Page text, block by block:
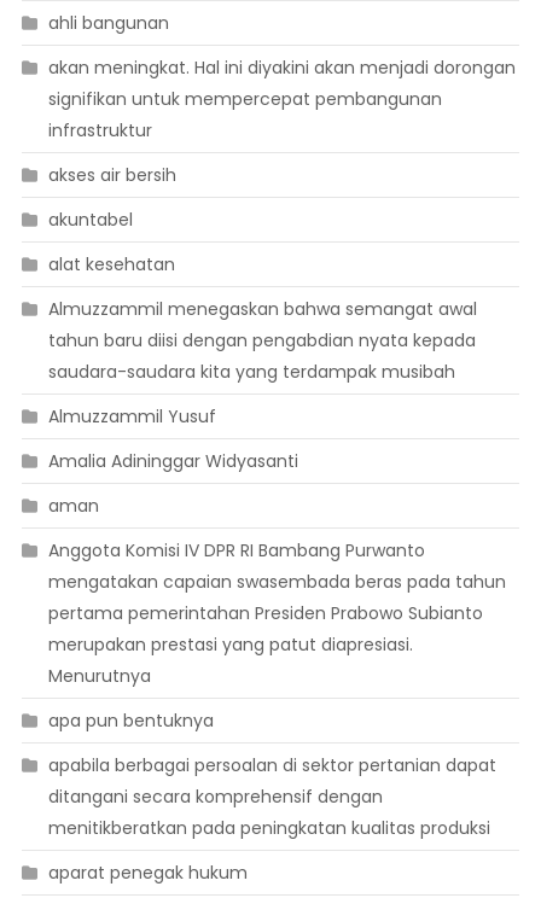
ahli bangunan
akan meningkat. Hal ini diyakini akan menjadi dorongan
signifikan untuk mempercepat pembangunan
infrastruktur
akses air bersih
akuntabel
alat kesehatan
Almuzzammil menegaskan bahwa semangat awal
tahun baru diisi dengan pengabdian nyata kepada
saudara-saudara kita yang terdampak musibah
Almuzzammil Yusuf
Amalia Adininggar Widyasanti
aman
Anggota Komisi IV DPR RI Bambang Purwanto
mengatakan capaian swasembada beras pada tahun
pertama pemerintahan Presiden Prabowo Subianto
merupakan prestasi yang patut diapresiasi.
Menurutnya
apa pun bentuknya
apabila berbagai persoalan di sektor pertanian dapat
ditangani secara komprehensif dengan
menitikberatkan pada peningkatan kualitas produksi
aparat penegak hukum